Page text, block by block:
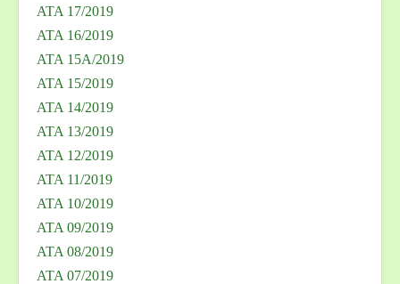
ATA 17/2019
ATA 16/2019
ATA 15A/2019
ATA 15/2019
ATA 14/2019
ATA 13/2019
ATA 12/2019
ATA 11/2019
ATA 10/2019
ATA 09/2019
ATA 08/2019
ATA 07/2019